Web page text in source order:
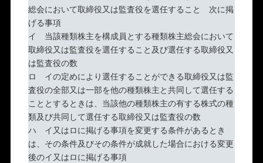
総会において取締役又は監査役を選任すること 次に掲
げる事項
イ 当該種類株主を構成員とする種類株主総会において
取締役又は監査役を選任すること及び選任する取締役又
は監査役の数
ロ イの定めにより選任することができる取締役又は監
査役の全部又は一部を他の種類株主と共同して選任する
こととするときは、当該他の種類株主の有する株式の種
類及び共同して選任する取締役又は監査役の数
ハ イ又はロに掲げる事項を変更する条件があるとき
は、その条件及びその条件が成就した場合における変更
後のイ又はロに掲げる事項